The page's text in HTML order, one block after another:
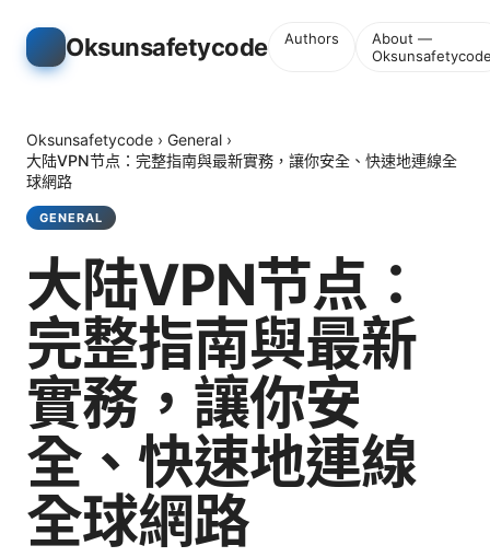
Oksunsafetycode Authors
About —
Oksunsafetycode › General ›
大陆VPN节点：完整指南與最新實務，讓你安全、快速地連線全
球網路
GENERAL
大陆VPN节点：
完整指南與最新
實務，讓你安
全、快速地連線
全球網路